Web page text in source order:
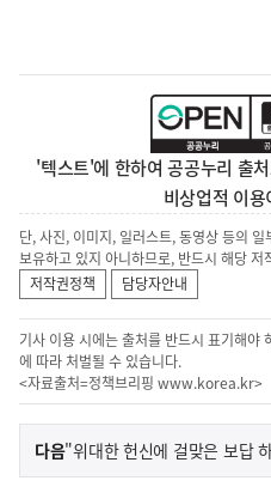
'텍스트'에 한하여 공공누리 출
비상업적 이
단, 사진, 이미지, 일러스트, 동영상 등의
보유하고 있지 아니하므로, 반드시 해당
저작권정책
담당자안내
기사 이용 시에는 출처를 반드시 표기해야
에 따라 처벌될 수 있습니다.
<자료출처=정책브리핑 www.korea.kr>
이
전
다음기
사